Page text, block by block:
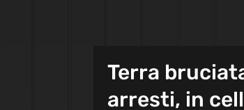
Terra
arresti, in